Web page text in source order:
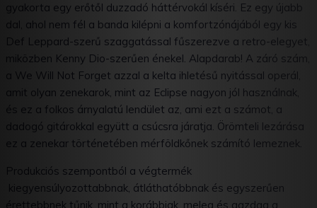
gyakorta egy erőtől duzzadó háttérvokál kíséri. Ez egy újabb
dal, ahol nem fél a banda kilépni a komfortzónájából egy kis
Def Leppard-szerű szaggatással fűszerezve a retro-elegyet,
miközben Kenny Dio-szerűen énekel. Alapdarab! A záró szám,
a We Will Not Forget azzal a kelta ihletésű nyitással operál,
amit olyan zenekarok, mint az Eclipse nagyon jól használnak,
és ez a folkos árnyalatú lendület az, ami ezt a számot, a
dadogó gitárokkal együtt a csúcsra járatja. Örömteli lezárása
ez a zenekar történetében mérföldkőnek számító lemeznek.
Produkciós szempontból a végtermék
kiegyensúlyozottabbnak, átláthatóbbnak és egyszerűen
érettebbnek tűnik, mint a korábbiak, meleg és gazdag a